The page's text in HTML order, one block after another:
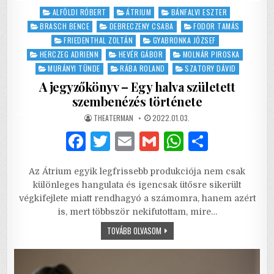
Posted
in
ALFÖLDI RÓBERT ÁTRIUM
BÁNFALVI ESZTER
BRASCH BENCE
DEBRECZENY CSABA
FODOR TAMÁS
FRIEDENTHAL ZOLTÁN
GYABRONKA JÓZSEF
HERCZEG ADRIENN
HEVÉR GÁBOR
MOLNÁR PIROSKA
MURÁNYI TÜNDE
RÁBA ROLAND SZATORY DÁVID
A jegyzőkönyv – Egy halva született
szembenézés története
AUTHOR:
THEATERMAN PUBLISHED
DATE:
2022.01.03.
F
c
e
b
T
it
te
r
E
ai
l
G
ai
l
W
at
s
A
ar
e
Az Átrium egyik legfrissebb produkciója nem csak
különleges hangulata és igencsak ütősre sikerült
végkifejlete miatt rendhagyó a számomra, hanem azért
is, mert többször nekifutottam, mire…
TOVÁBB OLVASOMA
JEGYZŐKÖNYV
–